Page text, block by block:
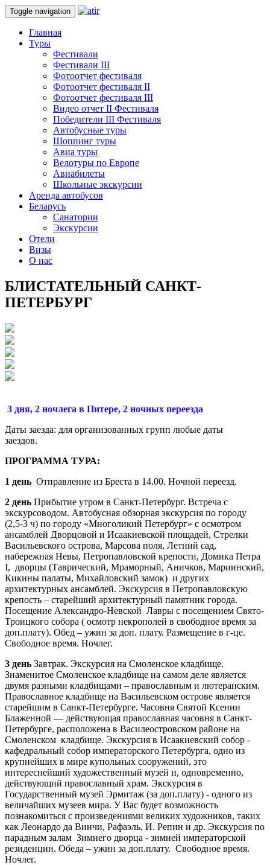
Toggle navigation
Главная
Туры
Фестивали
Фестивали III
Фотоотчет фестиваля
Фотоотчет фестиваля II
Фотоотчет фестиваля III
Видео отчет II Фестиваля
Победители III Фестиваля
Автобусные туры
Шоппинг туры
Авиа туры
Велотуры по Европе
Авиабилеты
Школьные экскурсии
Аренда автобусов
Беларусь
Санатории
Экскурсии
Отели
Визы
О нас
БЛИСТАТЕЛЬНЫЙ САНКТ-
ПЕТЕРБУРГ
3 дня, 2 ночлега в Питере, 2 ночных переезда
Даты заезда: для организованных групп любые даты
заездов.
ПРОГРАММА ТУРА:
1 день Отправление из Бреста в 14.00. Ночной переезд.
2 день Прибытие утром в Санкт-Петербург. Встреча с
экскурсоводом. Автобусная обзорная экскурсия по городу
(2,5-3 ч) по городу «Многоликий Петербург» с осмотром
ансамблей Дворцовой и Исаакиевской площадей, Стрелки
Васильевского острова, Марсова поля, Летний сад,
набережная Невы, Петропавловской крепости, Домика Петра
I, дворцы (Таврический, Мраморный, Аничков, Мариинский,
Кикины палаты, Михайловский замок) и других
архитектурных ансамблей. Экскурсия в Петропавловскую
крепость – старейший архитектурный памятник города.
Посещение Александро-Невской Лавры с посещением Свято-
Троицкого собора ( осмотр некрополей в свободное время за
доп.плату). Обед – ужин за доп. плату. Размещение в г-це.
Свободное время. Ночлег.
3 день Завтрак. Экскурсия на Смоленское кладбище.
Знаменитое Смоленское кладбище на самом деле является
двумя разными кладбищами – православным и лютеранским.
Православное кладбище на Васильевском острове является
старейшим в Санкт-Петербурге. Часовня Святой Ксении
Блаженной — действующая православная часовня в Санкт-
Петербурге, расположена в Василеостровском районе на
Смоленском кладбище. Экскурсия в Исаакиевский собор -
кафедральный собор императорского Петербурга, одно из
крупнейших в мире купольных сооружений, это
интереснейший художественный музей и, одновременно,
действующий православный храм. Экскурсия в
Государственный музей Эрмитаж (за доп.плату) - одного из
величайших музеев мира. У Вас будет возможность
познакомиться с произведениями великих художников, таких
как Леонардо да Винчи, Рафаэль, И. Репин и др. Экскурсия по
парадным залам Зимнего дворца - зимней императорской
резиденции. Обеда – ужин за доп.плату. Свободное время.
Ночлег.